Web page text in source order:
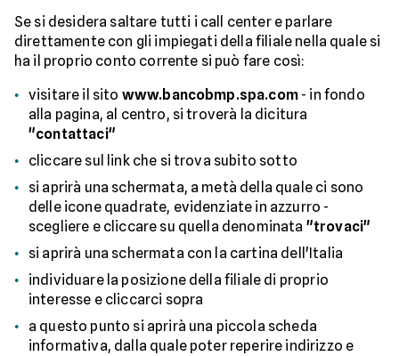
Se si desidera saltare tutti i call center e parlare
direttamente con gli impiegati della filiale nella quale si
ha il proprio conto corrente si può fare così:
visitare il sito www.bancobmp.spa.com- in fondo
alla pagina, al centro, si troverà la dicitura
"contattaci"
cliccare sul link che si trova subito sotto
si aprirà una schermata, a metà della quale ci sono
delle icone quadrate, evidenziate in azzurro -
scegliere e cliccare su quella denominata "trovaci"
si aprirà una schermata con la cartina dell'Italia
individuare la posizione della filiale di proprio
interesse e cliccarci sopra
a questo punto si aprirà una piccola scheda
informativa, dalla quale poter reperire indirizzo e